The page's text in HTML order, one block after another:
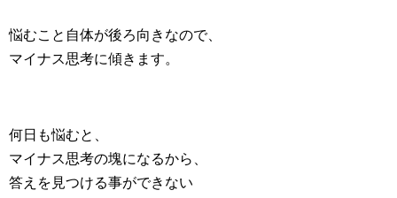
悩むこと自体が後ろ向きなので、
マイナス思考に傾きます。
何日も悩むと、
マイナス思考の塊になるから、
答えを見つける事ができない